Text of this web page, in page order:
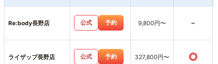
Re:body長野店 公式 予約 9,800円〜 -
ライザップ長野店 公式 予約 327,800円〜 ○